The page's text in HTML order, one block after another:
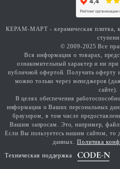
КЕРАМ-МАРТ - керамическая плитка,
ступени
© 2009-2025 Все
Вся информация о товарах,
ознакомительный характер и ни
публичной офертой. Получить оферту
можно только через менеджеров
сайте).
В целях обеспечения
информация о Ваших персональных
браузером, в том числе
Вашим запросам. Это, например,
Если Вы пользуетесь нашим сайтом, то
данных. Политика
Техническая поддержка